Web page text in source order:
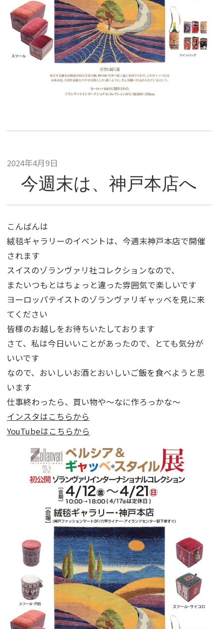
2024年4月9日
今週末は、神戸本店へ
こんばんは
絨毯ギャラリーのイベントは、今週末神戸本店で開催
されます
スイスのゾランヴァリ社コレクションなので、
またいつもとはちょっと違った雰囲気で楽しいです
ヨーロッパテイストのゾランヴァリギャッベを見に来
てください
皆様のお越しをお待ちいたしております
さて、私は今日いいことがあったので、とても気分が
いいです
なので、おいしいお酒とおいしいご飯を食べようと思
います
仕事終わったら、買い物や～なに作ろっかな～
インスタはこちらから
YouTubeはこちらから